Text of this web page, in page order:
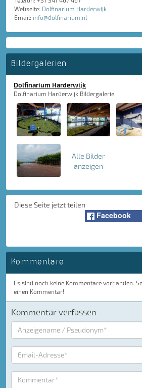
Webseite: Dolfinarium Harderwijk
Email: info@dolfinarium.nl
Bildergalerien
Dolfinarium Harderwijk
Dolfinarium Harderwijk Bildergalerie
Alle Bilder
anzeigen
Diese Seite jetzt teilen
Facebook
Kommentare
Es sind noch keine Kommentare vorhanden.
einen Kommentar!
Kommentar verfassen